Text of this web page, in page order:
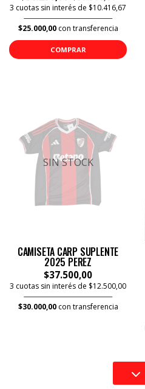
3 cuotas sin interés de $10.416,67
$25.000,00con transferencia
COMPRAR
SIN STOCK
CAMISETA CARP SUPLENTE
2025 PEREZ
$37.500,00
3 cuotas sin interés de $12.500,00
$30.000,00con transferencia